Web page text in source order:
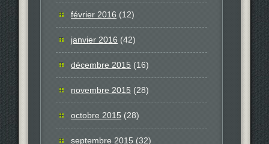
février 2016 (12)
janvier 2016 (42)
décembre 2015 (16)
novembre 2015 (28)
octobre 2015 (28)
septembre 2015 (32)